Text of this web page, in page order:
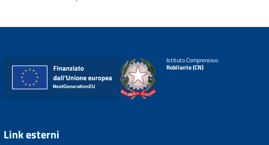
Istituto Comprensivo
Robilante (CN)
Link esterni